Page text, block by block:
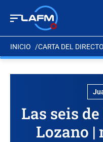
INICIO CARTA DEL
Las seis
Lozano |